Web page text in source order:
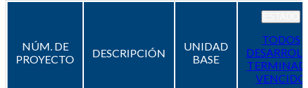
NÚM. DE
PROYECTO
DESCRIPCIÓN
UNIDAD
BASE
TODOS
VENCIDO